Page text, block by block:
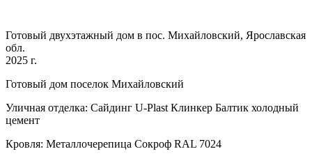
Готовый двухэтажный дом в пос. Михайловский, Ярославская
обл.
2025 г.
Готовый дом поселок Михайловский
Уличная отделка: Сайдинг U-Plast Клинкер Балтик холодный
цемент
Кровля: Металлочерепица Сокроф RAL 7024